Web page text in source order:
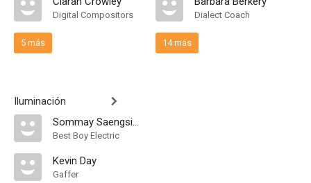
Digital Compositors
5 más
Iluminación
Sommay Saengsinchai
Best Boy Electric
Kevin Day
Gaffer
Dialect Coach
14 más